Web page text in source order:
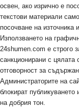
освен, ако изрично е
текстови материали
посочване на
Използването на
24shumen.com е строго
санкционирани с цялата
отговорност за
Администраторите на
блокират
на добрия тон.